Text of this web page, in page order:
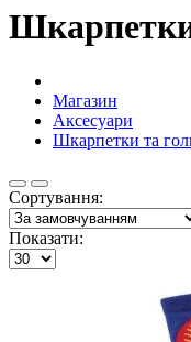
Магазин
Аксесуари
Шкарпетки та
Сортування:
Показати: